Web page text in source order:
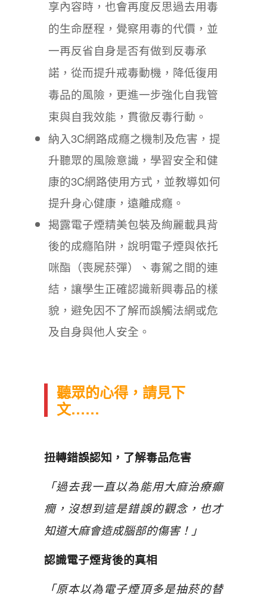
享內容時，也會再度反思過去用毒
的生命歷程，覺察用毒的代價，並
一再反省自身是否有做到反毒承
諾，從而提升戒毒動機，降低復用
毒品的風險，更進一步強化自我管
束與自我效能，貫徹反毒行動。
納入3C網路成癮之機制及危害，提
升聽眾的風險意識，學習安全和健
康的3C網路使用方式，並教導如何
提升身心健康，遠離成癮。
揭露電子煙精美包裝及絢麗載具背
後的成癮陷阱，說明電子煙與依托
咪酯（喪屍菸彈）、毒駕之間的連
結，讓學生正確認識新興毒品的樣
貌，避免因不了解而誤觸法網或危
及自身與他人安全。
聽眾的心得，請見下
文……
扭轉錯誤認知，了解毒品危害
「過去我一直以為能用大麻治療癲
癇，沒想到這是錯誤的觀念，也才
知道大麻會造成腦部的傷害！」
認識電子煙背後的真相
「原本以為電子煙頂多是抽菸的替